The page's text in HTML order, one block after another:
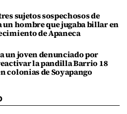
sujetos sospechosos de
un hombre que jugaba billar en
de Apaneca
un joven denunciado por
la pandilla Barrio 18
colonias de Soyapango